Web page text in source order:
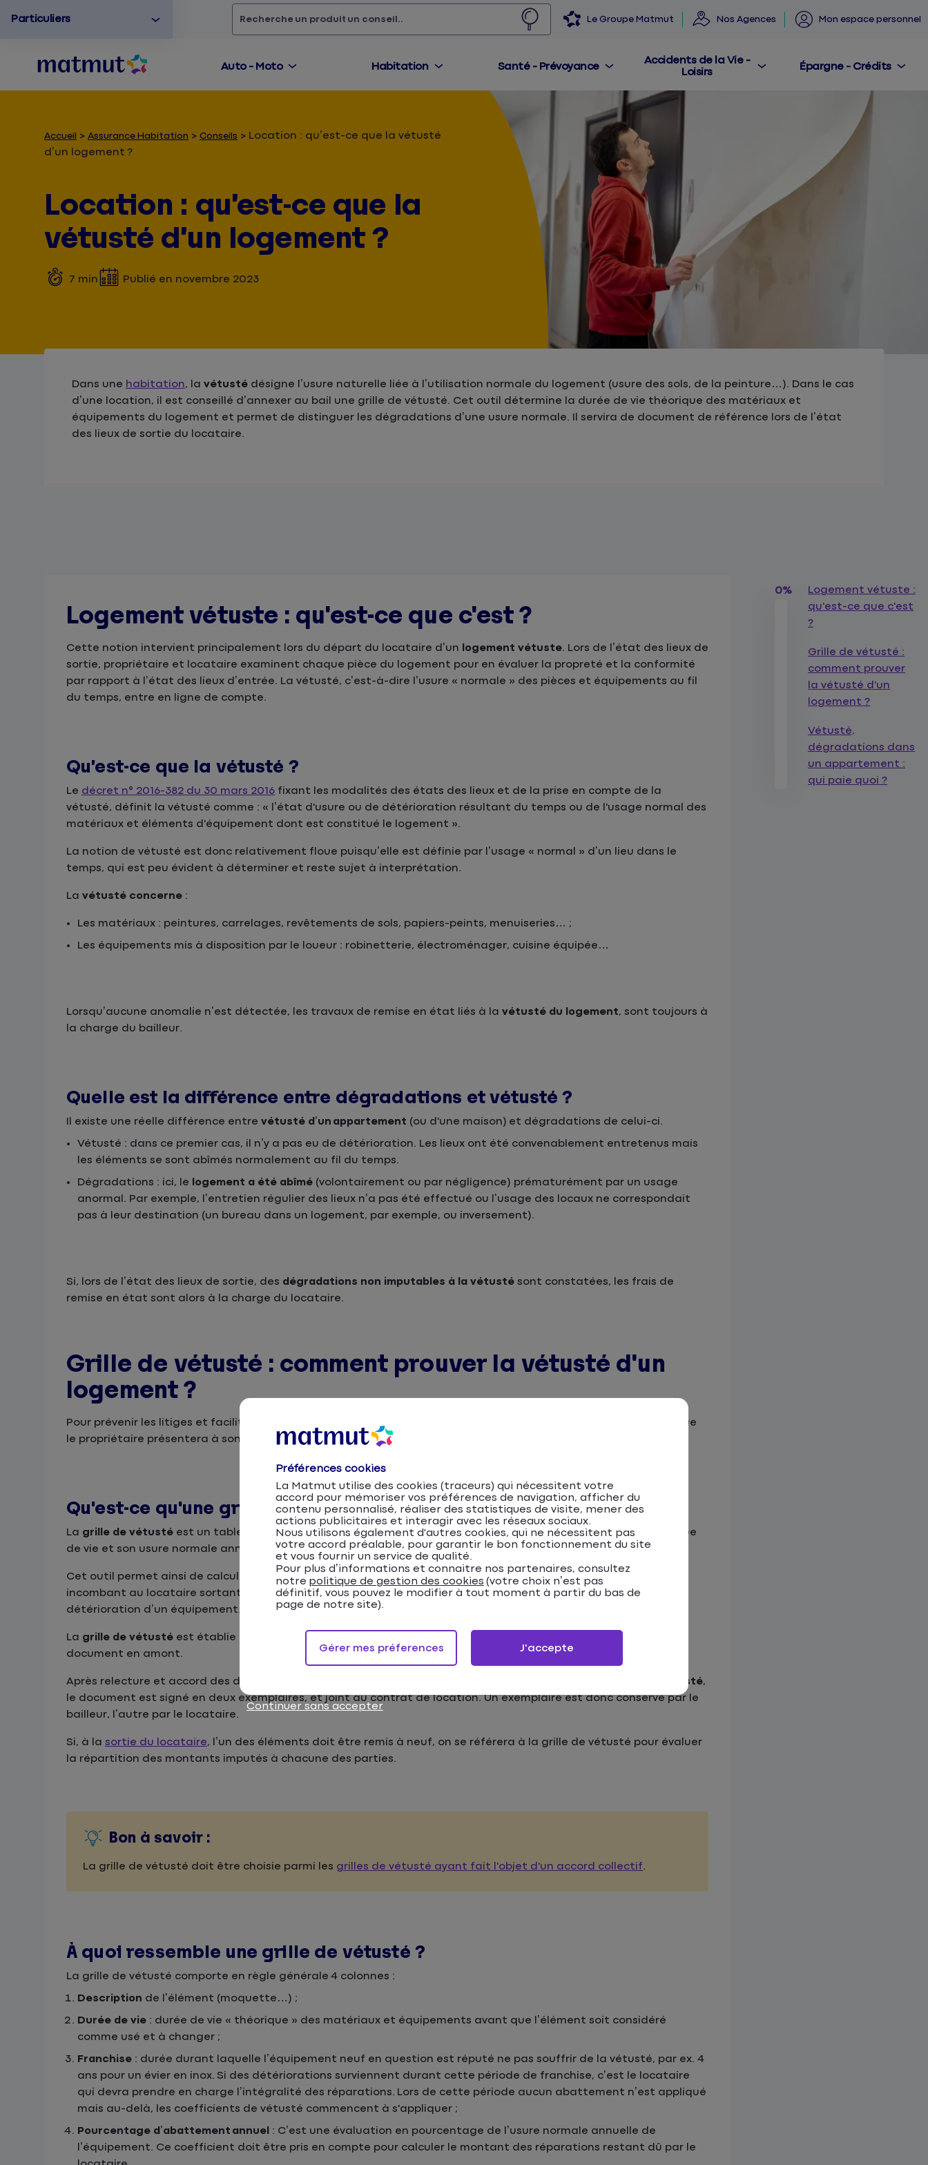
Particuliers Rechercherun produit,un conseil... Le Groupe Matmut Nos Agences Mon espace personnel
Auto - Moto Habitation Santé - Prévoyance
Accidents de la Vie -
Loisirs
Épargne - Crédits
Accueil Assurance Habitation Conseils
Location : qu’est-ce que la vétusté
d’un logement ?
Location : qu’est-ce que la
vétusté d’un logement ?
7 min Publié en novembre 2023
Dans une habitation, la vétusté désigne l’usure naturelle liée à l’utilisation normale du logement (usure des sols, de la peinture…). Dans le cas
d’une location, il est conseillé d’annexer au bail une grille de vétusté. Cet outil détermine la durée de vie théorique des matériaux et
équipements du logement et permet de distinguer les dégradations d’une usure normale. Il servira de document de référence lors de l’état
des lieux de sortie du locataire.
0%
Logement vétuste :
qu'est-ce que c'est
?
Grille de vétusté :
comment prouver
la vétusté d'un
logement ?
Vétusté,
dégradations dans
un appartement :
qui paie quoi ?
Logement vétuste : qu'est-ce que c'est ?
Cette notion intervient principalement lors du départ du locataire d’un logement vétuste. Lors de l’état des lieux de
sortie, propriétaire et locataire examinent chaque pièce du logement pour en évaluer la propreté et la conformité
par rapport à l’état des lieux d’entrée. La vétusté, c’est-à-dire l’usure « normale » des pièces et équipements au fil
du temps, entre en ligne de compte.
Qu’est-ce que la vétusté ?
Le décret n° 2016-382 du 30 mars 2016 fixant les modalités des états des lieux et de la prise en compte de la
vétusté, définit la vétusté comme : « l’état d'usure ou de détérioration résultant du temps ou de l'usage normal des
matériaux et éléments d'équipement dont est constitué le logement ».
La notion de vétusté est donc relativement floue puisqu’elle est définie par l’usage « normal » d’un lieu dans le
temps, qui est peu évident à déterminer et reste sujet à interprétation.
La vétusté concerne :
Les matériaux : peintures, carrelages, revêtements de sols, papiers-peints, menuiseries… ;
Les équipements mis à disposition par le loueur : robinetterie, électroménager, cuisine équipée…
Lorsqu’aucune anomalie n’est détectée, les travaux de remise en état liés à la vétusté du logement, sont toujours à
la charge du bailleur.
Quelle est la différence entre dégradations et vétusté ?
Il existe une réelle différence entre vétusté d’un appartement (ou d'une maison) et dégradations de celui-ci.
Vétusté : dans ce premier cas, il n’y a pas eu de détérioration. Les lieux ont été convenablement entretenus mais
les éléments se sont abîmés normalement au fil du temps.
Dégradations : ici, le logement a été abîmé (volontairement ou par négligence) prématurément par un usage
anormal. Par exemple, l’entretien régulier des lieux n’a pas été effectué ou l’usage des locaux ne correspondait
pas à leur destination (un bureau dans un logement, par exemple, ou inversement).
Si, lors de l’état des lieux de sortie, des dégradations non imputables à la vétusté sont constatées, les frais de
remise en état sont alors à la charge du locataire.
Grille de vétusté : comment prouver la vétusté d'un
logement ?
Pour prévenir les litiges et faciliter la prise en charge des travaux, il est conseillé d’établir une
que
le propriétaire présentera à son locataire à la signature du bail.
Qu'est-ce qu'une grille de vétusté ?
La grille de vétusté est un tableau listant chaque élément de l’appartement et qui précise, pour chacun, sa durée
de vie et son usure normale annuelle sous la forme d’un pourcentage.
Cet outil permet ainsi de calculer la part des frais de remise en état revenant au propriétaire du bien et celle
incombant au locataire sortant. Il s’avère surtout utile quand le propriétaire constate une usure anormale ou la
détérioration d’un équipement.
La grille de vétusté est établie lors de la signature du bail, souvent sur proposition du propriétaire qui a rédigé le
document en amont.
Après relecture et accord des deux parties sur l’ensemble des éléments du logement listés dans la grille de vétusté,
le document est signé en deux exemplaires, et joint au contrat de location. Un exemplaire est donc conservé par le
bailleur, l’autre par le locataire.
Si, à la sortie du locataire, l’un des éléments doit être remis à neuf, on se référera à la grille de vétusté pour évaluer
la répartition des montants imputés à chacune des parties.
Bon à savoir :
La grille de vétusté doit être choisie parmi les grilles de vétusté ayant fait l'objet d'un accord collectif.
À quoi ressemble une grille de vétusté ?
La grille de vétusté comporte en règle générale 4 colonnes :
Description de l’élément (moquette…) ;
Durée de vie : durée de vie « théorique » des matériaux et équipements avant que l’élément soit considéré
comme usé et à changer ;
Franchise : durée durant laquelle l’équipement neuf en question est réputé ne pas souffrir de la vétusté, par ex. 4
ans pour un évier en inox. Si des détériorations surviennent durant cette période de franchise, c’est le locataire
qui devra prendre en charge l’intégralité des réparations. Lors de cette période aucun abattement n’est appliqué
mais au-delà, les coefficients de vétusté commencent à s'appliquer ;
Pourcentage d’abattement annuel : C’est une évaluation en pourcentage de l’usure normale annuelle de
l’équipement. Ce coefficient doit être pris en compte pour calculer le montant des réparations restant dû par le
Préférences cookies
La Matmut utilise des cookies (traceurs) qui nécessitent votre
accord pour mémoriser vos préférences de navigation, afficher du
contenu personnalisé, réaliser des statistiques de visite, mener des
actions publicitaires et interagir avec les réseaux sociaux.
Nous utilisons également d'autres cookies, qui ne nécessitent pas
votre accord préalable, pour garantir le bon fonctionnement du site
et vous fournir un service de qualité.
Pour plus d’informations et connaitre nos partenaires, consultez
notre politique de gestion des cookies (votre choix n’est pas
définitif, vous pouvez le modifier à tout moment à partir du bas de
page de notre site).
Continuer sans accepter
Gérer mes préferences J'accepte